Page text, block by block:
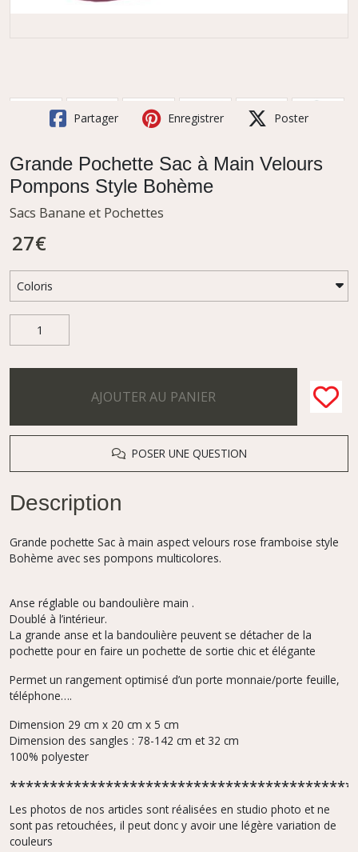
Partager Enregistrer Poster
Grande Pochette Sac à Main Velours
Pompons Style Bohème
Sacs Banane et Pochettes
27€
AJOUTER AU PANIER
POSER UNE QUESTION
Description
Grande pochette Sac à main aspect velours rose framboise style
Bohème avec ses pompons multicolores.
Anse réglable ou bandoulière main .
Doublé à l’intérieur.
La grande anse et la bandoulière peuvent se détacher de la
pochette pour en faire un pochette de sortie chic et élégante
Permet un rangement optimisé d’un porte monnaie/porte feuille,
téléphone….
Dimension 29 cm x 20 cm x 5 cm
Dimension des sangles : 78-142 cm et 32 cm
100% polyester
Les photos de nos articles sont réalisées en studio photo et ne
sont pas retouchées, il peut donc y avoir une légère variation de
couleurs